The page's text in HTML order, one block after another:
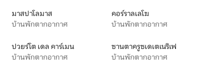
มาสปาโลมาส
บ้านพักตากอากาศ
คอร์ราลเลโฆ
บ้านพักตากอากาศ
ปวยร์โต เดล คาร์เมน
บ้านพักตากอากาศ
ซานตาครูซเดเตเนริเฟ
บ้านพักตากอากาศ